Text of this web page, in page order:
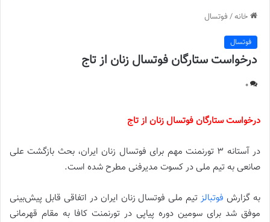
خانه/ فوتسال
فوتسال
درخواست ستارگان فوتسال زنان از تاج
0
درخواست ستارگان فوتسال زنان از تاج
در آستانه 3 تورنمنت مهم برای فوتسال زنان ایران، بحث بازگشت علی
صانعی به تیم ملی در کسوت مدیرفنی مطرح شده است.
به گزارش فوتبالزتیم ملی فوتسال زنان ایران در اتفاقی قابل پیش‌بینی
موفق شد برای سومین دوره پیاپی در تورنمنت کافا به مقام قهرمانی